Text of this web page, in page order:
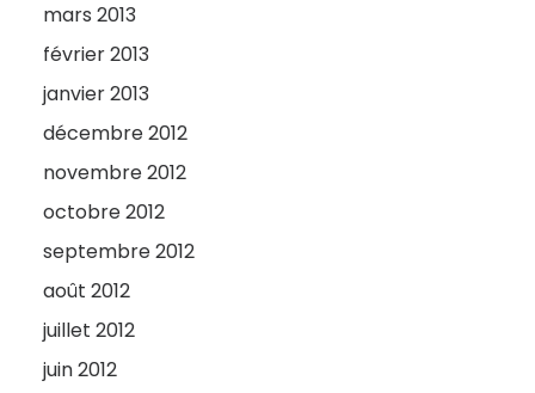
mars 2013
février 2013
janvier 2013
décembre 2012
novembre 2012
octobre 2012
septembre 2012
août 2012
juillet 2012
juin 2012